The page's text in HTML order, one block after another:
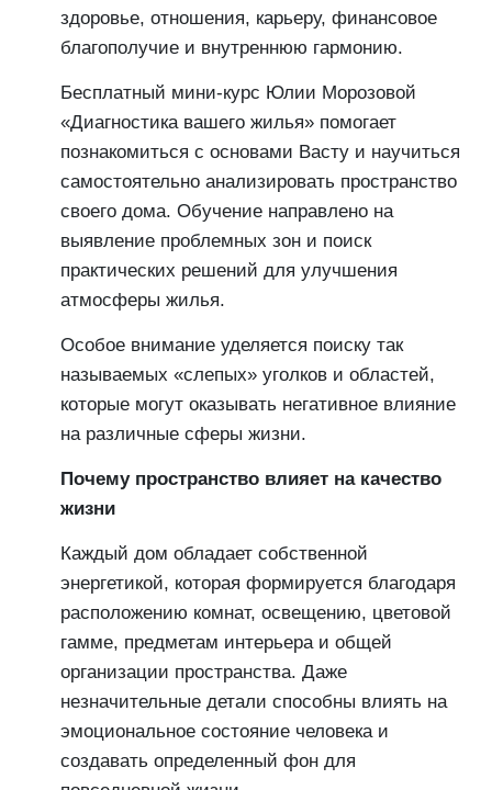
здоровье, отношения, карьеру, финансовое
благополучие и внутреннюю гармонию.
Бесплатный мини-курс Юлии Морозовой
«Диагностика вашего жилья» помогает
познакомиться с основами Васту и научиться
самостоятельно анализировать пространство
своего дома. Обучение направлено на
выявление проблемных зон и поиск
практических решений для улучшения
атмосферы жилья.
Особое внимание уделяется поиску так
называемых «слепых» уголков и областей,
которые могут оказывать негативное влияние
на различные сферы жизни.
Почему пространство влияет на качество
жизни
Каждый дом обладает собственной
энергетикой, которая формируется благодаря
расположению комнат, освещению, цветовой
гамме, предметам интерьера и общей
организации пространства. Даже
незначительные детали способны влиять на
эмоциональное состояние человека и
создавать определенный фон для